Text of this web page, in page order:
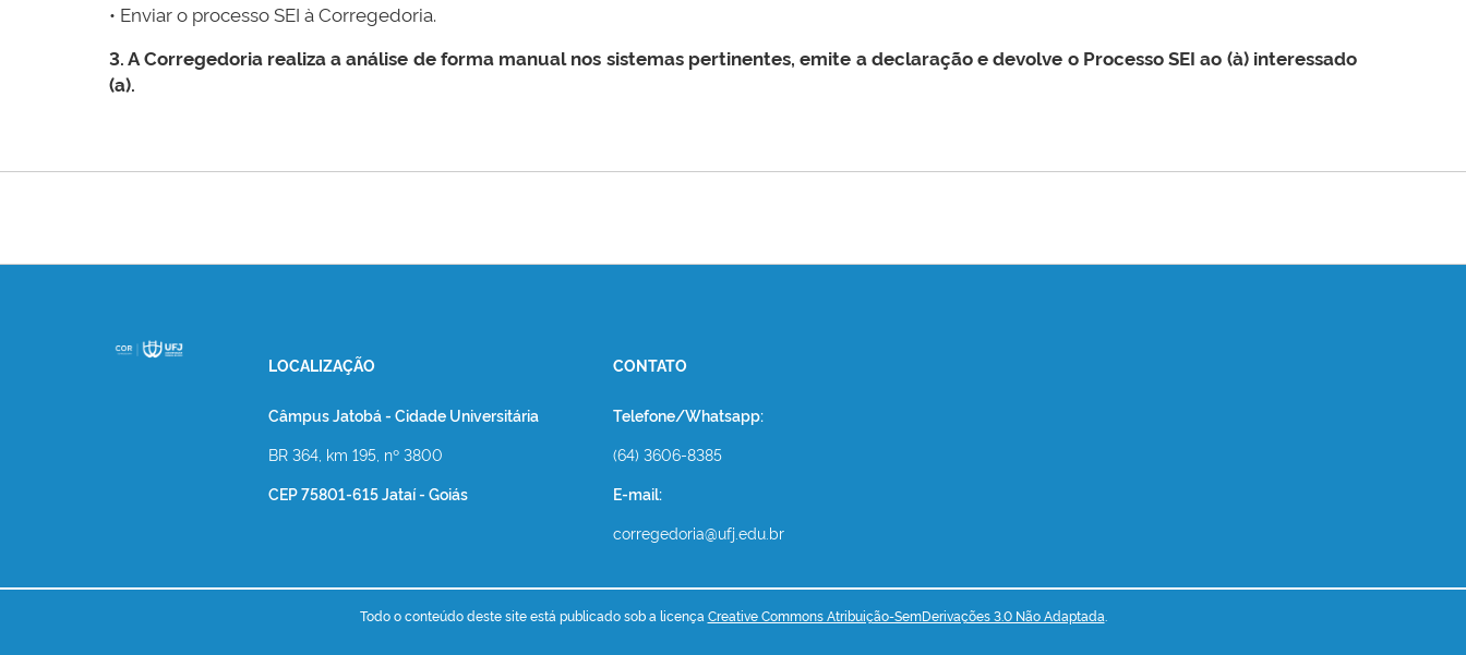
• Enviar o processo SEI à Corregedoria.
3. A Corregedoria realiza a análise de forma manual nos sistemas pertinentes, emite a declaração e devolve o Processo SEI ao (à) interessado
(a).
LOCALIZAÇÃO
Câmpus Jatobá - Cidade Universitária
BR 364, km 195, nº 3800
CEP 75801-615 Jataí - Goiás
CONTATO
Telefone/Whatsapp:
(64) 3606-8385
E-mail:
corregedoria@ufj.edu.br
Todo o conteúdo deste site está publicado sob a licença Creative Commons Atribuição-SemDerivações 3.0 Não Adaptada